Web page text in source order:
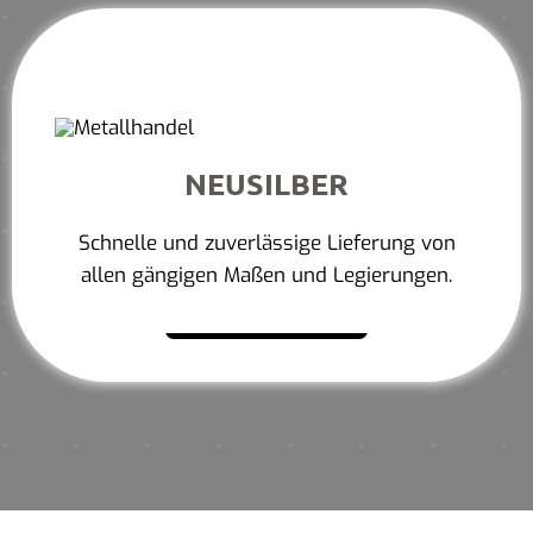
NEUSILBER
Schnelle und zuverlässige Lieferung von
allen gängigen Maßen und Legierungen.